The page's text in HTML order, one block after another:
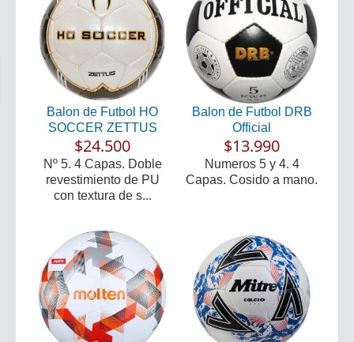
Balon de Futbol HO
SOCCER ZETTUS
$24.500
Nº 5. 4 Capas. Doble
revestimiento de PU
con textura de s...
Balon de Futbol DRB
Official
$13.990
Numeros 5 y 4. 4
Capas. Cosido a mano.